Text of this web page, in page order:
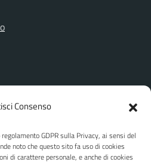
Consenso
GDPR sulla Privacy, ai sensi del
noto che questo sito fa uso di cookies
di carattere personale, e anche di cookies